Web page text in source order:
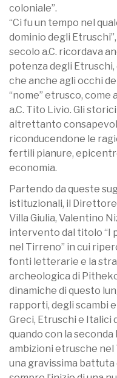
coloniale”.
“Ci fu un tempo nel
dominio degli
secolo a.C. ricordava
potenza degli Etruschi,
che anche agli occhi
“nome” etrusco,
a.C. Tito Livio. Gli
altrettanto
riconducendone le
fertili pianure,
economia.
Partendo da queste
istituzionali, il
Villa Giulia, Valentino
intervento dal titolo “I
nel Tirreno” in cui
fonti letterarie e la
archeologica di
dinamiche di questo
rapporti, degli scambi
Greci, Etruschi e Italici
quando con la seconda
ambizioni etrusche
una gravissima